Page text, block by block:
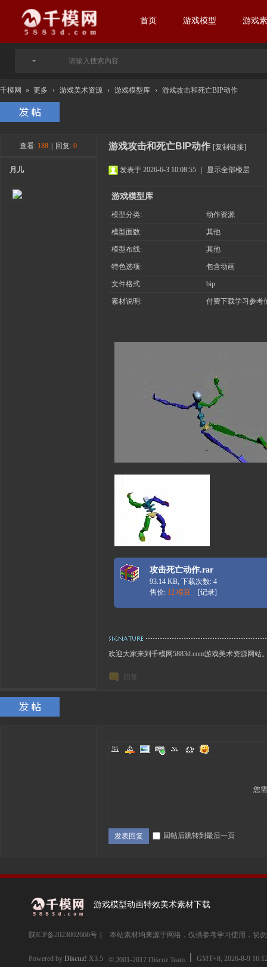
首页 游戏模型 游戏
千模网 » 更多 › 游戏美术资源 › 游戏模型库 › 游戏攻击和死亡BIP动作
查看: 188 回复: 0 游戏攻击和死亡BIP动作 [复制链接]
月儿 发表于 2026-6-3 10:08:55 显示全部楼层
游戏模型库
模型分类: 动作资源
模型面数: 其他
模型布线: 其他
特色选项: 包含动画
文件格式: bip
素材说明: 付费下载学习参考
攻击死亡动作.rar
93.14 KB, 下载次数: 4
售价: 12 模豆 [记录]
欢迎大家来到千模网5883d.com游戏美术资源网站
回复
您
发表回复 回帖后跳转到最后一页
游戏模型动画特效美术素材下载
陕ICP备2023002666号 本站素材均来源于网络，仅供参考学习使用，切
Powered by Discuz! X3.5 © 2001-2017 Discuz Team. GMT+8, 2026-8-9